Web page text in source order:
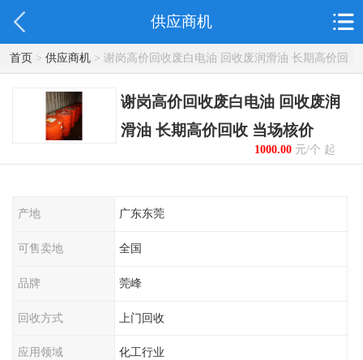
供应商机
首页> 供应商机> 谢岗高价回收废白电油 回收废润滑油 长期高价回
收 当场核价
谢岗高价回收废白电油 回收废润
滑油 长期高价回收 当场核价
1000.00元/个 起
产地 广东东莞
可售卖地 全国
品牌 莞峰
回收方式 上门回收
应用领域 化工行业